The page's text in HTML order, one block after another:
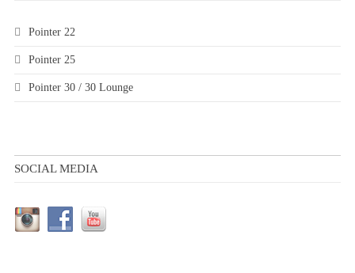
Pointer 22
Pointer 25
Pointer 30 / 30 Lounge
SOCIAL MEDIA